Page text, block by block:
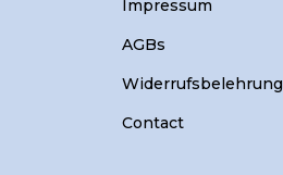
Impressum
AGBs
Widerrufsbelehrung
Contact